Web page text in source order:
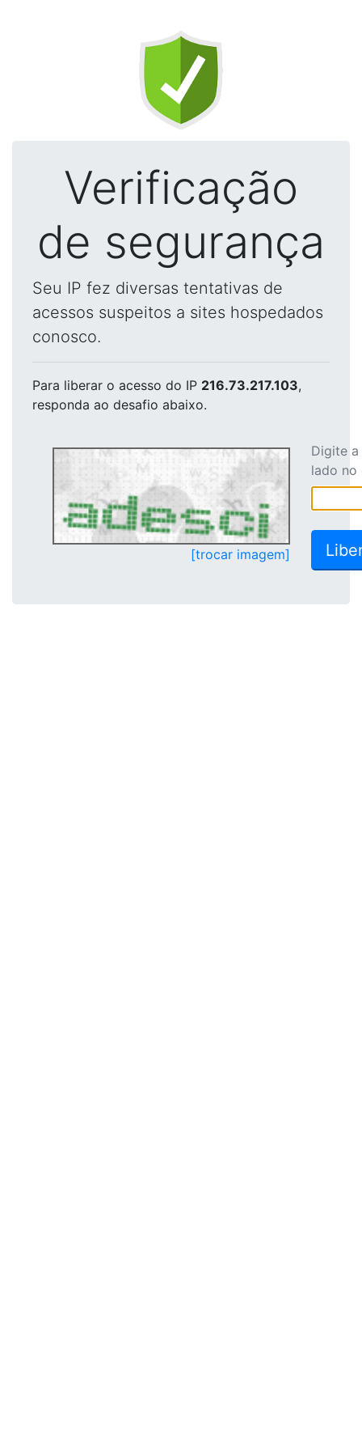
Verificação
de segurança
Seu IP fez diversas tentativas de
acessos suspeitos a sites hospedados
conosco.
Para liberar o acesso do IP 216.73.217.103,
responda ao desafio abaixo.
[trocar imagem]
Digite
lado no